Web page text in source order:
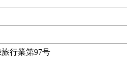
行業第97号